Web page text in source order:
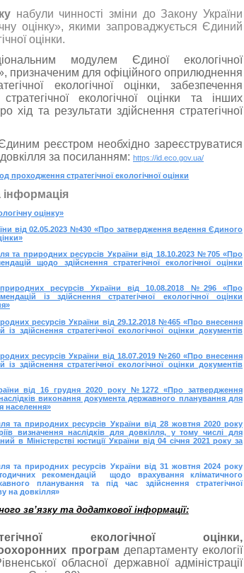
набули чинності зміни до Закону України
оцінку», якими запроваджується Єдиний
оцінки.
модулем Єдиної екологічної
призначеним для офіційного оприлюднення
екологічної оцінки, забезпечення
екологічної оцінки та інших
хід та результати здійснення стратегічної
реєстром необхідно зареєструватися
за посиланням: https://id.eco.gov.ua/
проходження стратегічної екологічної оцінки
інформація
оцінку»
від 02.05.2023 №430 «Про затвердження ведення Єдиного
та природних ресурсів України від 18.10.2023 №705 «Про
щодо здійснення стратегічної екологічної оцінки
природних ресурсів України від 10.08.2018 №296 «Про
із здійснення стратегічної екологічної оцінки
ресурсів України від 29.12.2018 №465 «Про внесення
здійснення стратегічної екологічної оцінки документів
ресурсів України від 18.07.2019 №260 «Про внесення
здійснення стратегічної екологічної оцінки документів
від 16 грудня 2020 року №1272 «Про затвердження
виконання документа державного планування для
населення»
та природних ресурсів України від 28 жовтня 2020 року
визначення наслідків для довкілля, у тому числі для
в Міністерстві юстиції України від 04 січня 2021 року за
та природних ресурсів України від 31 жовтня 2024 року
рекомендацій щодо врахування кліматичного
планування та під час здійснення стратегічної
на довкілля»
зв’язку та додаткової інформації:
екологічної оцінки,
програм департаменту екології
обласної державної адміністрації